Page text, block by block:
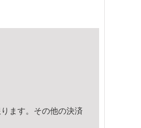
ます。その他の決済